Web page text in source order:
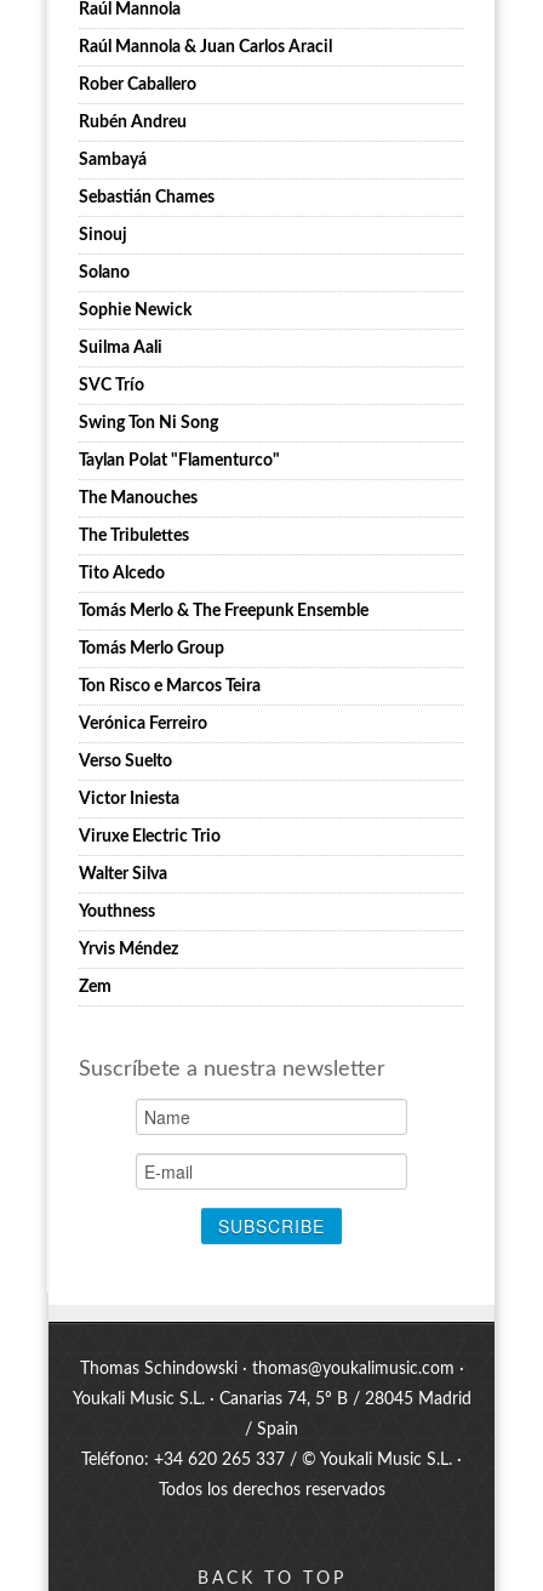
Raúl Mannola
Raúl Mannola & Juan Carlos Aracil
Rober Caballero
Rubén Andreu
Sambayá
Sebastián Chames
Sinouj
Solano
Sophie Newick
Suilma Aali
SVC Trío
Swing Ton Ni Song
Taylan Polat "Flamenturco"
The Manouches
The Tribulettes
Tito Alcedo
Tomás Merlo & The Freepunk Ensemble
Tomás Merlo Group
Ton Risco e Marcos Teira
Verónica Ferreiro
Verso Suelto
Victor Iniesta
Viruxe Electric Trio
Walter Silva
Youthness
Yrvis Méndez
Zem
Suscríbete a nuestra newsletter
Thomas Schindowski · thomas@youkalimusic.com ·
Youkali Music S.L. · Canarias 74, 5º B / 28045 Madrid
/ Spain
Teléfono: +34 620 265 337 / © Youkali Music S.L. ·
Todos los derechos reservados
BACK TO TOP